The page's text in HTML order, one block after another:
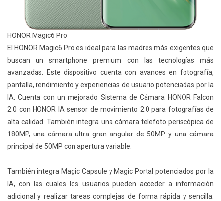
HONOR Magic6 Pro
El HONOR Magic6 Pro es ideal para las madres más exigentes que
buscan un smartphone premium con las tecnologías más
avanzadas. Este dispositivo cuenta con avances en fotografía,
pantalla, rendimiento y experiencias de usuario potenciadas por la
IA. Cuenta con un mejorado Sistema de Cámara HONOR Falcon
2.0 con HONOR IA sensor de movimiento 2.0 para fotografías de
alta calidad. También integra una cámara telefoto periscópica de
180MP, una cámara ultra gran angular de 50MP y una cámara
principal de 50MP con apertura variable.
También integra Magic Capsule y Magic Portal potenciados por la
IA, con las cuales los usuarios pueden acceder a información
adicional y realizar tareas complejas de forma rápida y sencilla.